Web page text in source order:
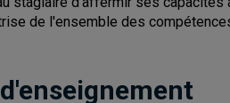
de l'ensemble des